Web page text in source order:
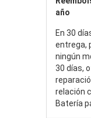
año
En 30
entrega,
ningún
30 días,
relación
Batería